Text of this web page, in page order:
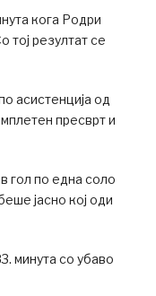
кога Родри
тој резултат се
асистенција од
пресврт и
гол по една соло
јасно кој оди
минута со убаво